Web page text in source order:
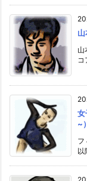
山
コ
女
~
フ
以